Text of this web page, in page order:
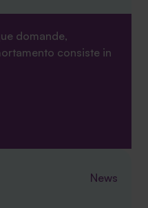
domande,
consiste in
News